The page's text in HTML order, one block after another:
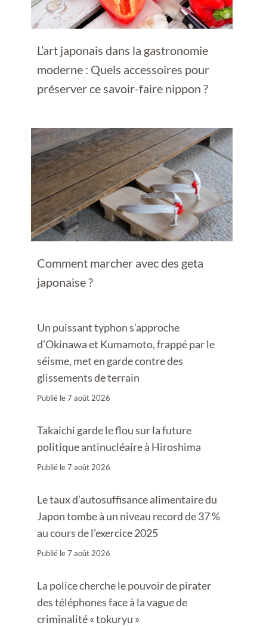
L’art japonais dans la gastronomie
moderne : Quels accessoires pour
préserver ce savoir-faire nippon ?
Comment marcher avec des geta
japonaise ?
Un puissant typhon s’approche
d’Okinawa et Kumamoto, frappé par le
séisme, met en garde contre des
glissements de terrain
Publié le7 août 2026
Takaichi garde le flou sur la future
politique antinucléaire à Hiroshima
Publié le7 août 2026
Le taux d’autosuffisance alimentaire du
Japon tombe à un niveau record de 37 %
au cours de l’exercice 2025
Publié le7 août 2026
La police cherche le pouvoir de pirater
des téléphones face à la vague de
criminalité « tokuryu »